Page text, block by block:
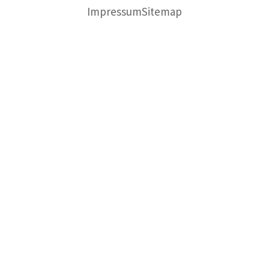
ImpressumSitemap